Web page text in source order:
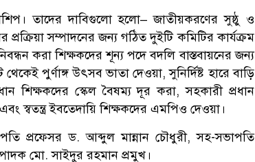
তাদের দাবিগুলো হলো– জাতীয়করণের সুষ্ঠু ও
প্রক্রিয়া সম্পাদনের জন্য গঠিত দুইটি কমিটির কার্যক্রম
করা শিক্ষকদের শূন্য পদে বদলি বাস্তবায়নের জন্য
পুর্ণাঙ্গ উৎসব ভাতা দেওয়া, সুনির্দিষ্ট হারে বাড়ি
শিক্ষকদের স্কেল বৈষম্য দূর করা, সহকারী প্রধান
স্বতন্ত্র ইবতেদায়ি শিক্ষকদের এমপিও দেওয়া।
প্রফেসর ড. আব্দুল মান্নান চৌধুরী, সহ-সভাপতি
মো. সাইদুর রহমান প্রমুখ।